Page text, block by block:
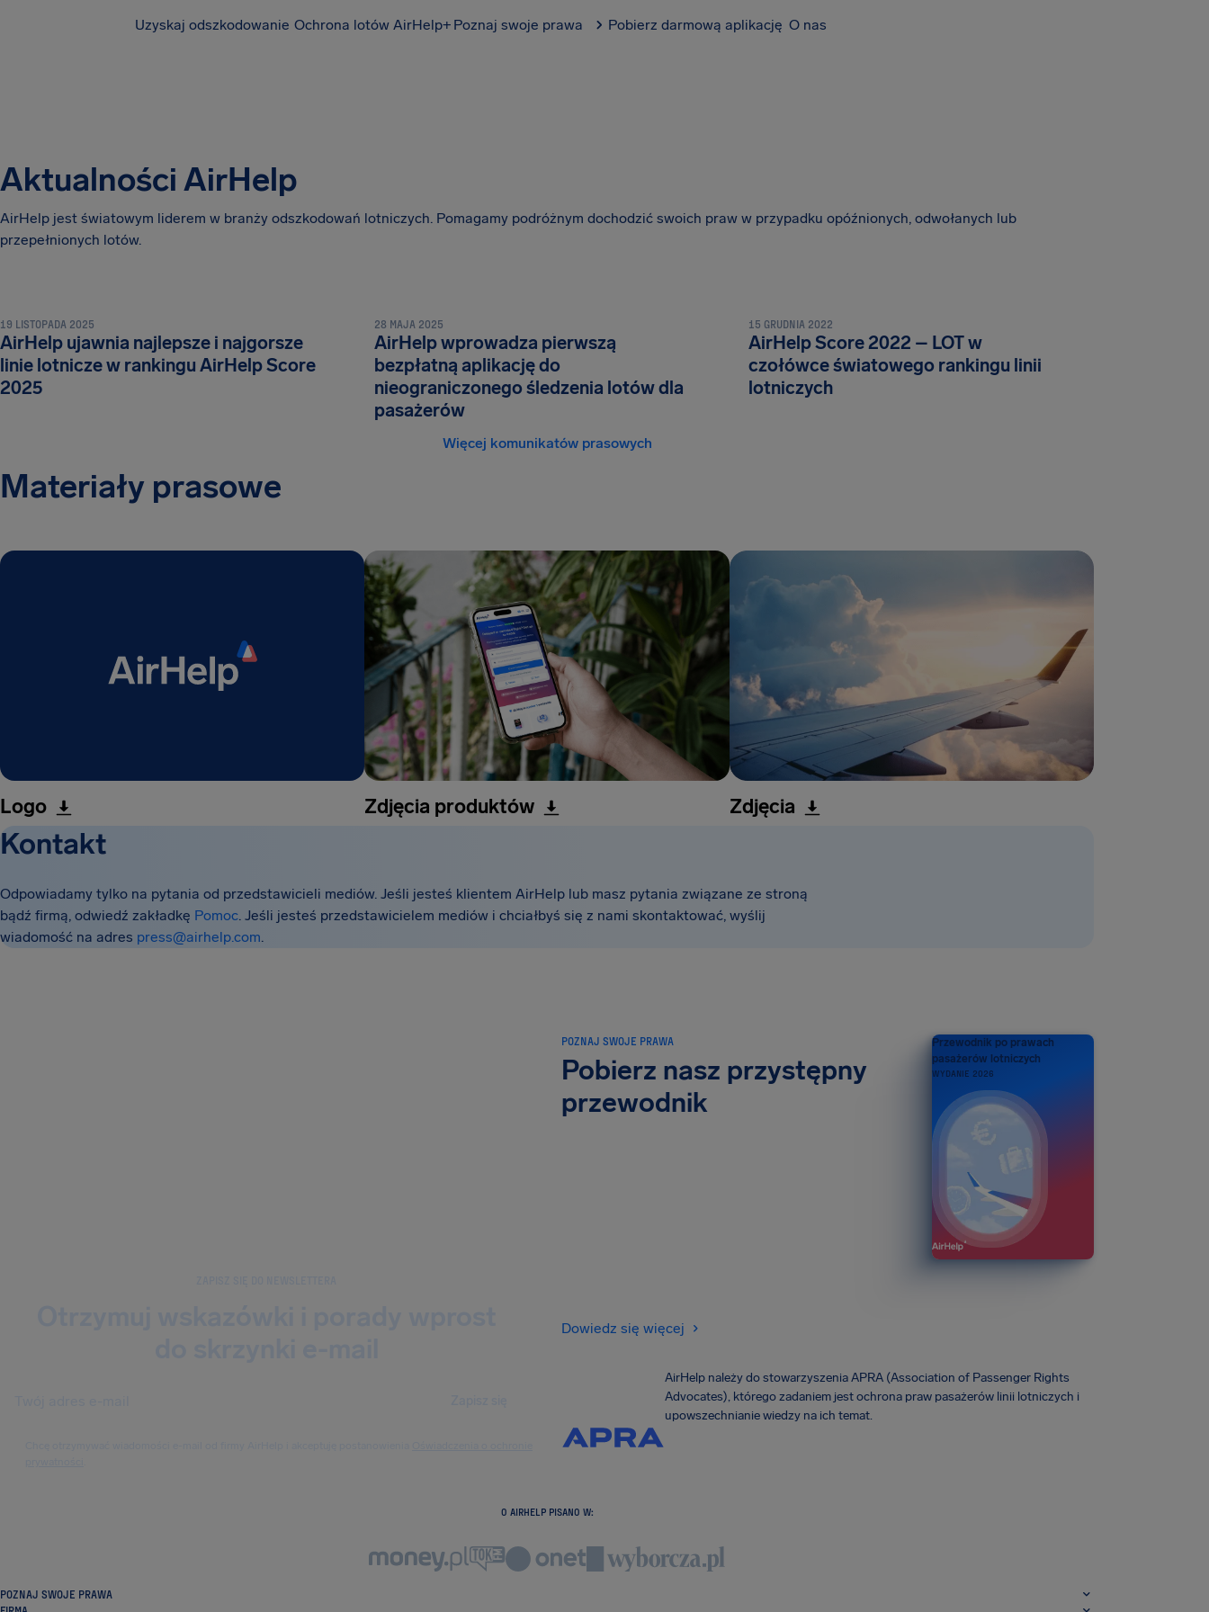
Uzyskaj odszkodowanie Ochrona lotów AirHelp+ Poznaj swoje prawa Pobierz darmową aplikację O nas
Aktualności AirHelp
AirHelp jest światowym liderem w branży odszkodowań lotniczych. Pomagamy podróżnym dochodzić swoich praw w przypadku opóźnionych, odwołanych lub
przepełnionych lotów.
19 LISTOPADA 2025
AirHelp ujawnia najlepsze i najgorsze
linie lotnicze w rankingu AirHelp Score
2025
28 MAJA 2025
AirHelp wprowadza pierwszą
bezpłatną aplikację do
nieograniczonego śledzenia lotów dla
pasażerów
15 GRUDNIA 2022
AirHelp Score 2022 – LOT w
czołówce światowego rankingu linii
lotniczych
Więcej komunikatów prasowych
Materiały prasowe
Logo Zdjęcia produktów Zdjęcia
Kontakt
Odpowiadamy tylko na pytania od przedstawicieli mediów. Jeśli jesteś klientem AirHelp lub masz pytania związane ze stroną
bądź firmą, odwiedź zakładkę Pomoc. Jeśli jesteś przedstawicielem mediów i chciałbyś się z nami skontaktować, wyślij
wiadomość na adres press@airhelp.com.
POZNAJ SWOJE PRAWA
Pobierz nasz przystępny
przewodnik
Dowiedz się więcej
Przewodnik po prawach
pasażerów lotniczych
WYDANIE 2026
AirHelp należy do stowarzyszenia APRA (Association of Passenger Rights
Advocates), którego zadaniem jest ochrona praw pasażerów linii lotniczych i
upowszechnianie wiedzy na ich temat.
O AIRHELP PISANO W:
POZNAJ SWOJE PRAWA